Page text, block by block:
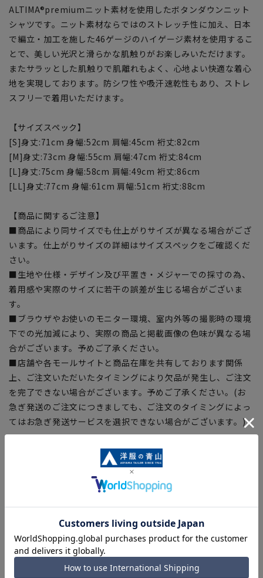
ALTIMA®premiumニット素材を使用したボタンダウンニット
シャツです。ニット素材ならではのストレッチ性に加え、日本
で編立・加工を施した46ゲージのハイゲージ素材を使用するこ
とで、美しい光沢と滑らかな肌触りがお楽しみいただけます。
またサラッとした肌触りで肌離れもよく、心地よい快適な着心
地を実現しております。防シワ性や吸汗速乾性もあり、ストレ
スフリーで着用いただけます。
【サイズスペック】
[S]身丈:71cm 身幅:52cm 肩幅:45cm 裄丈:82cm
[M]身丈:73cm 身幅:55cm 肩幅:47cm 裄丈:84cm
[L]身丈:75cm 身幅:58cm 肩幅:49cm 裄丈:86cm
[LL]身丈:77cm 身幅:61cm 肩幅:51cm 裄丈:88cm
【商品に関するご注意】
■商品により同サイズでも仕上がりサイズが異なる場合がござ
います。仕上がりサイズの詳細はサイズスペックをご確認くだ
さい。
■生地や仕様・デザイン及び平置き・メジャーでの採寸の為、
着用感や実際のサイズに若干の誤差が生じる場合がございま
す。
■ブラウザやお使いのモニター環境、室内外等の撮影時の環境
下での光加減により、実際の商品と掲載画像の色味が異なる場
合がございます。予めご了承ください。
■店舗や各モールサイトと商品在庫を共有しております関係
上、ご注文いただいたタイミングにより欠品が発生し、ご注文
を完了できない場合がございます。予めご了承ください。(お
急ぎ発送のご注文につきましても、ご注文のタイミングによっ
てはお急ぎ発送サービスを選択できない場合がございます。)